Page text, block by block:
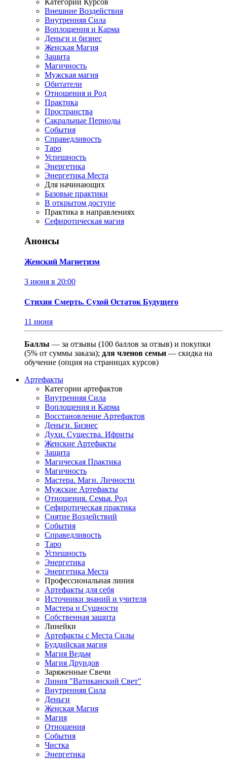
Категории Курсов
Внешние Воздействия
Внутренняя Сила
Воплощения и Карма
Деньги и бизнес
Женская Магия
Защита
Магичность
Мужская магия
Обитатели
Отношения и Род
Практика
Пространства
Сакральные Периоды
События
Справедливость
Таро
Успешность
Энергетика
Энергетика Места
Для начинающих
Базовые практики
В открытом доступе
Практика в направлениях
Сефиротическая магия
Анонсы
Женский Магнетизм
3 июня в 20:00
Стихия Смерть. Сухой Остаток Будущего
11 июня
Баллы — за отзывы (100 баллов за отзыв) и покупки
(5% от суммы заказа); для членов семьи — скидка на
обучение (опция на страницах курсов)
Артефакты
Категории артефактов
Внутренняя Сила
Воплощения и Карма
Восстановление Артефактов
Деньги. Бизнес
Духи. Существа. Ифриты
Женские Артефакты
Защита
Магическая Практика
Магичность
Мастера. Маги. Личности
Мужские Артефакты
Отношения. Семья. Род
Сефиротическая практика
Снятие Воздействий
События
Справедливость
Таро
Успешность
Энергетика
Энергетика Места
Профессиональная линия
Артефакты для себя
Источники знаний и учителя
Мастера и Сущности
Собственная защита
Линейки
Артефакты с Места Силы
Буддийская магия
Магия Ведьм
Магия Друидов
Заряженные Свечи
Линия "Ватиканский Свет"
Внутренняя Сила
Деньги
Женская Магия
Магия
Отношения
События
Чистка
Энергетика